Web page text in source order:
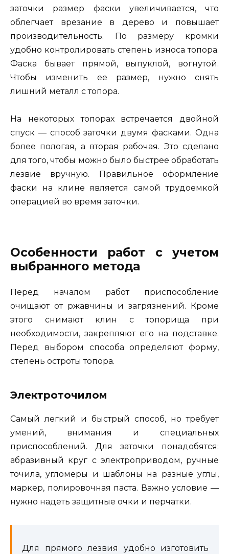
заточки размер фаски увеличивается, что
облегчает врезание в дерево и повышает
производительность. По размеру кромки
удобно контролировать степень износа топора.
Фаска бывает прямой, выпуклой, вогнутой.
Чтобы изменить ее размер, нужно снять
лишний металл с топора.
На некоторых топорах встречается двойной
спуск — способ заточки двумя фасками. Одна
более пологая, а вторая рабочая. Это сделано
для того, чтобы можно было быстрее обработать
лезвие вручную. Правильное оформление
фаски на клине является самой трудоемкой
операцией во время заточки.
Особенности работ с учетом
выбранного метода
Перед началом работ приспособление
очищают от ржавчины и загрязнений. Кроме
этого снимают клин с топорища при
необходимости, закрепляют его на подставке.
Перед выбором способа определяют форму,
степень остроты топора.
Электроточилом
Самый легкий и быстрый способ, но требует
умений, внимания и специальных
приспособлений. Для заточки понадобятся:
абразивный круг с электроприводом, ручные
точила, угломеры и шаблоны на разные углы,
маркер, полировочная паста. Важно условие —
нужно надеть защитные очки и перчатки.
Для прямого лезвия удобно изготовить